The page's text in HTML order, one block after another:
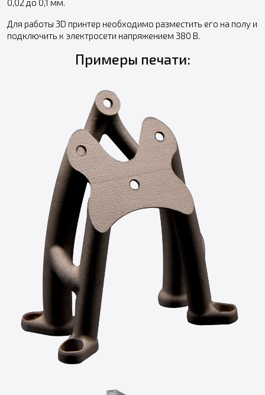
0,02 до 0,1 мм.
Для работы 3D принтер необходимо разместить его на полу и
подключить к электросети напряжением 380 В.
Примеры печати: